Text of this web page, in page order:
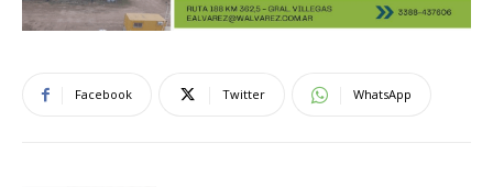
Facebook Twitter WhatsApp